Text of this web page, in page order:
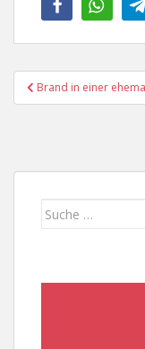
Brand in einer
Suche